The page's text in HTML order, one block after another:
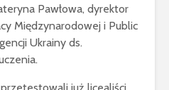
Pawłowa, dyrektor
Międzynarodowej i Public
Ukrainy ds.